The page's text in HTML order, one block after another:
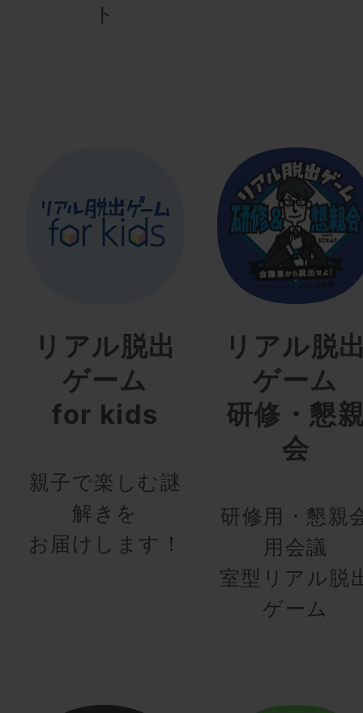
ト
リアル脱出
ゲーム
for kids
親子で楽しむ謎
解きを
お届けします！
リアル脱
ゲーム
研修・懇
会
研修用・懇親
用会議
室型リアル脱
ゲーム